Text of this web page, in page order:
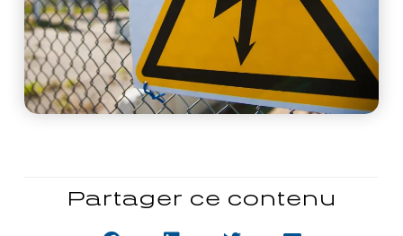
Partager ce contenu